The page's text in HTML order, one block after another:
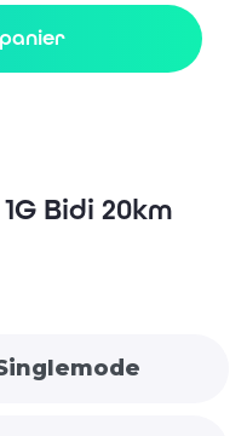
Bidi 20km